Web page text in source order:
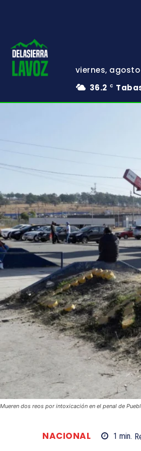
viernes, agosto
36.2 C
Mueren dos reos por intoxicación en el penal de
NACIONAL 1 min.